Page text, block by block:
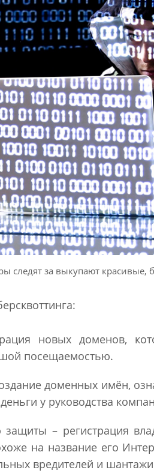
следят за выкупают
новых доменов,
посещаемостью.
доменных имён,
у руководства
защиты – регистрация
на название его
вредителей и